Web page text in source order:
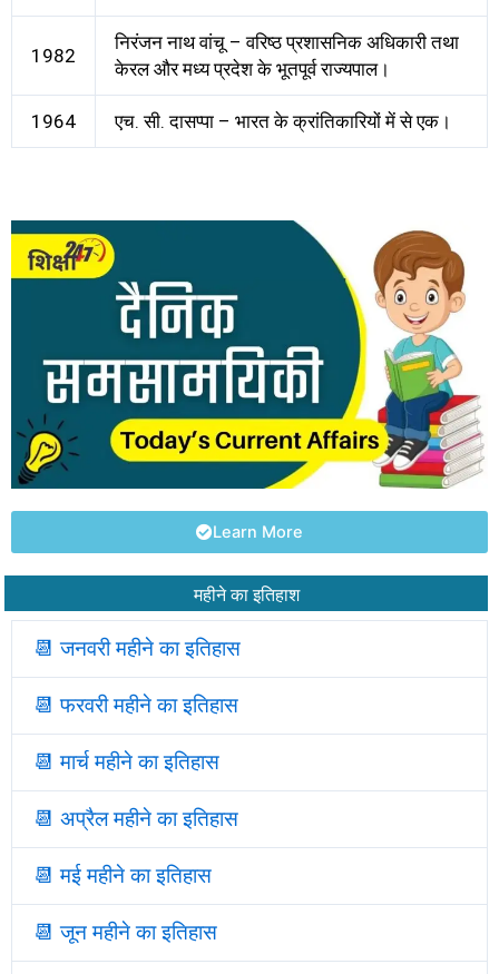
1982
निरंजन नाथ वांचू – वरिष्ठ प्रशासनिक अधिकारी तथा
केरल और मध्य प्रदेश के भूतपूर्व राज्यपाल।
1964 एच. सी. दासप्पा – भारत के क्रांतिकारियों में से एक।
Learn More
महीने का इतिहाश
📆 जनवरी महीने का इतिहास
📆 फरवरी महीने का इतिहास
📆 मार्च महीने का इतिहास
📆 अप्रैल महीने का इतिहास
📆 मई महीने का इतिहास
📆 जून महीने का इतिहास